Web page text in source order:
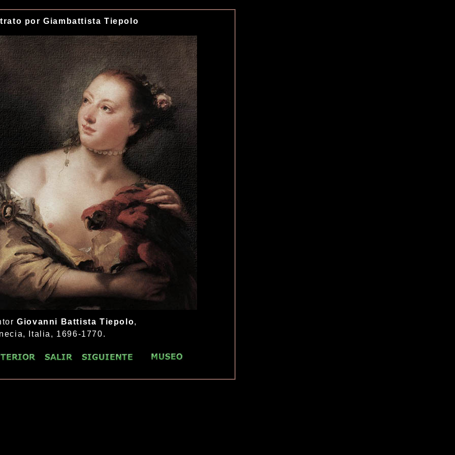
por Giambattista Tiepolo
Giovanni Battista Tiepolo,
Italia, 1696-1770.